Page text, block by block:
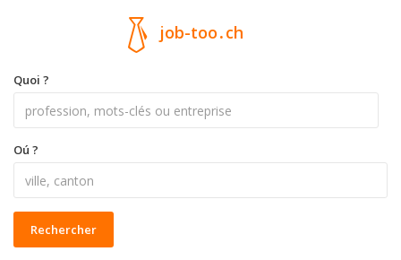
job-too.ch
Quoi ?
Oú ?
Rechercher